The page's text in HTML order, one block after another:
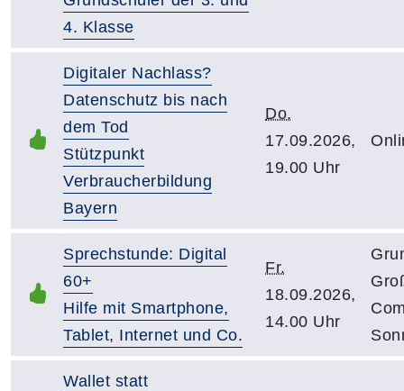
4. Klasse
Digitaler Nachlass?
Datenschutz bis nach
dem Tod
Stützpunkt
Verbraucherbildung
Bayern
Do.
17.09.2026,
19.00 Uhr
Sprechstunde: Digital
60+
Hilfe mit Smartphone,
Tablet, Internet und Co.
Fr.
18.09.2026,
14.00 Uhr
Wallet statt